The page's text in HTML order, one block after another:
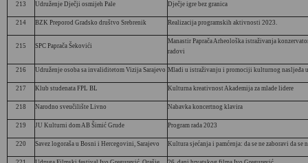
213 Udruženje Dječji osmijeh Pale Dječje igre bez granica
214 BZK Preporod Gradsko društvo Srebrenik Realizacija programskih aktivnosti 2023.
215 SPC Paprača Šekovići
Manastir Paprača Arheološka istraživanja
radovi
216 Udruženje osoba sa invaliditetom Vizija Sarajevo Mladi u istraživanju i promociji kulturnog nasljeđa
217 Klub studenata FPL BL Kulturna kreativnost Akademija za mlade lidere
218 Narodno sveučilište Livno Nabavka koncertnog klavira
219 JU Kulturni dom AB Šimić Grude Program rada 2023
220 Savez logoraša u Bosni i Hercegovini, Sarajevo Kultura sjećanja i pamćenja: da se ne zaboravi da se